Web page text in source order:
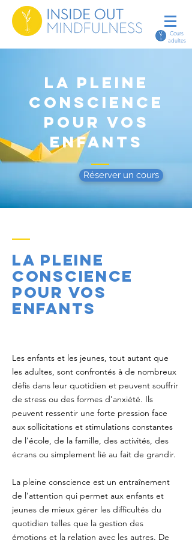
Cours
adultes
la PLeine
conscience
pour vos
enfants
Réserver un cours
La pleine
conscience
pour vos
enfants
Les enfants et les jeunes, tout autant que
les adultes, sont confrontés à de nombreux
défis dans leur quotidien et peuvent souffrir
de stress ou des formes d'anxiété. Ils
peuvent ressentir une forte pression face
aux sollicitations et stimulations constantes
de l’école, de la famille, des activités, des
écrans ou simplement lié au fait de grandir.
La pleine conscience est un entraînement
de l’attention qui permet aux enfants et
jeunes de mieux gérer les difficultés du
quotidien telles que la gestion des
émotions et la relation avec les autres. De